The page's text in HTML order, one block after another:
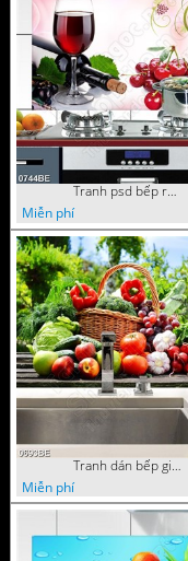
Tranh psd bếp rượu vang bên trái cherry
Miễn phí
Tranh dán bếp giỏ trái cây tươi trong vườn nhà
Miễn phí